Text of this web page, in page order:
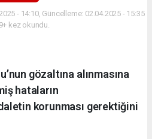
- 14:10, Güncelleme: 02.04.2025 - 15:35
kez okundu.
gözaltına alınmasına
hataların
korunması gerektiğini